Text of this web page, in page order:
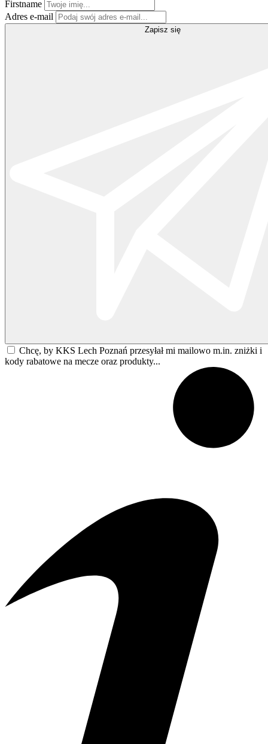
Firstname
Adres e-mail
Zapisz się
Chcę, by KKS Lech Poznań przesyłał mi mailowo m.in. zniżki i
kody rabatowe na mecze oraz produkty...